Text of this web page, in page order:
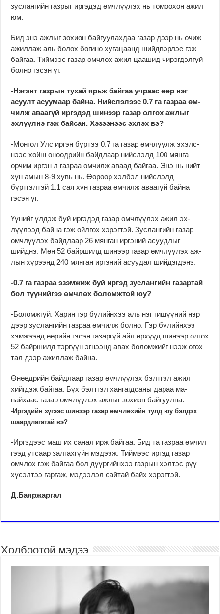
зуслангийн газрыг иргэдэд өмчлүүлэх нь то­моо­хон ажил
юм.
Бид энэ ажлыг зо­хион байгуулахдаа газар дээр нь очиж
ажиллаж аль болох богино хугацаанд шийд­вэр­лэе гэж
байгаа. Тий­мээс га­зар өмчлөх ажил цаашид чи­рэгдэлгүй
болно гэсэн үг.
-Нэгэнт газрын тухай ярьж байгаа учраас өөр нэг
асуулт асуумаар бай­на. Нийс­лэлээс 0.7 га газ­раа өм­
чилж аваагүй иргэ­дэд ши­нээр газар олгох аж­лыг
эхлүүлнэ гэж бай­сан. Хэ­зээ­нээс эхлэх вэ?
-Монгол Улс иргэн бүртээ 0.7 га газар өмчлүүлж эхэлс­
нээс хойш өнөөдрийн байд­лаар нийслэлд 100 мян­га
орчим иргэн л газраа өм­чилж аваад байгаа. Энэ нь нийт
хүн амын 8-9 хувь нь. Өөрөөр хэлбэл нийслэлд
бүртгэлтэй 1.1 сая хүн газраа өмчилж аваагүй байна
гэсэн үг.
Үүнийг үлдэж буй ир­гэдэд газар өмчлүүлэх ажил эх­
лүүлээд байна гэж ойл­гох хэрэгтэй. Зус­лан­гийн газар
өмчлүүлэх байд­лаар 26 мян­ган иргэний асуудлыг
шийднэ. Мөн 52 байр­шилд шинээр газар өмч­лүүлэх аж­
лын хүрээнд 240 мян­ган иргэний асуудал шийдэг­дэнэ.
-0.7 га газраа эзэмжиж буй иргэд зуслангийн га­зартай
бол түүнийгээ өмч­лөх боломжтой юу?
-Боломжгүй. Харин гэр бүлийнхээ аль нэг гишүүний нэр
дээр зуслангийн газ­раа өмчилж болно. Гэр бү­лийнхээ
хэмжээнд өөрийн гэсэн га­заргүй айл өрхүүд шинээр олгох
52 байршилд тэргүүн эгнээнд авах бо­ломжийг нээж өгөх
тал дээр ажиллаж байна.
Өнөөдрийн байдлаар га­зар өмчлүүлэх бэлтгэл ажил
хийгдэж байгаа. Бүх бэлт­­гэл хангагдсаны дараа ма­­
найхаас газар өмчлүүлэх аж­лыг зохион байгуулна.
-Иргэдийн зүгээс шинээр газар өмчлөхийн тулд юу бэлдэх
шаардлагатай вэ?
-Иргэдээс маш их са­нал ирж байгаа. Бид та газ­­раа өмчил
гээд утсаар зал­­­гахгүйн мэдээж. Тиймээс ир­гэд газар
өмчлөх гэж бай­гаа бол дүүргийнхээ газрын хэлтэс рүү
хүсэлтээ гаргаж, мэдээлэл сайтай байх хэ­рэгтэй.
Д.Баяржаргал
Холбоотой мэдээ